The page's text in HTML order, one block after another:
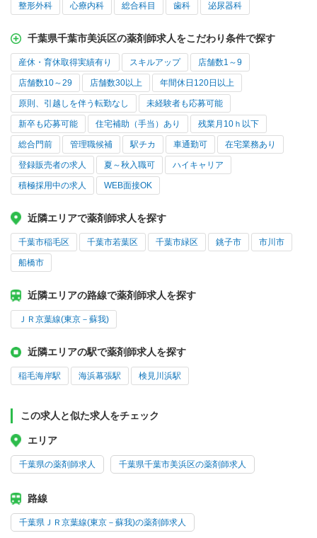
整形外科 心療内科 総合科目 歯科 泌尿器科
千葉県千葉市美浜区の薬剤師求人をこだわり条件で探す
産休・育休取得実績有り スキルアップ 店舗数1～9
店舗数10～29 店舗数30以上 年間休日120日以上
原則、引越しを伴う転勤なし 未経験者も応募可能
新卒も応募可能 住宅補助（手当）あり 残業月10ｈ以下
総合門前 管理職候補 駅チカ 車通勤可 在宅業務あり
登録販売者の求人 夏～秋入職可 ハイキャリア
積極採用中の求人 WEB面接OK
近隣エリアで薬剤師求人を探す
千葉市稲毛区 千葉市若葉区 千葉市緑区 銚子市 市川市
船橋市
近隣エリアの路線で薬剤師求人を探す
ＪＲ京葉線(東京－蘇我)
近隣エリアの駅で薬剤師求人を探す
稲毛海岸駅 海浜幕張駅 検見川浜駅
この求人と似た求人をチェック
エリア
千葉県の薬剤師求人 千葉県千葉市美浜区の薬剤師求人
路線
千葉県ＪＲ京葉線(東京－蘇我)の薬剤師求人